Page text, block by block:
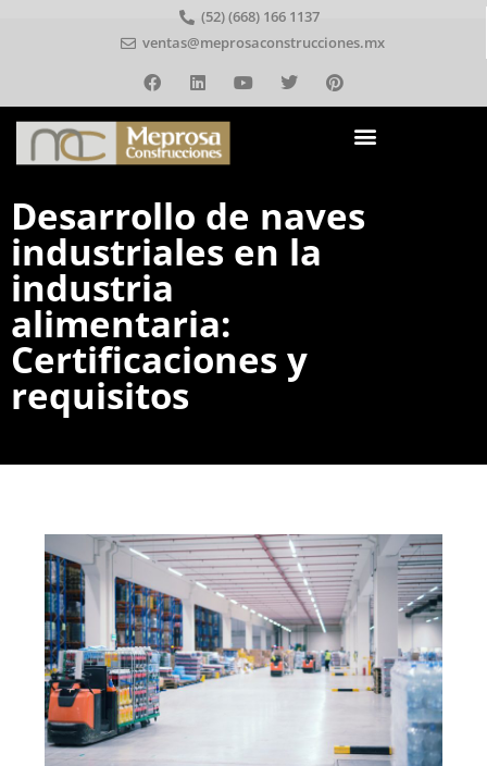
(52) (668) 166 1137
ventas@meprosaconstrucciones.mx
Desarrollo de naves
industriales en la
industria
alimentaria:
Certificaciones y
requisitos